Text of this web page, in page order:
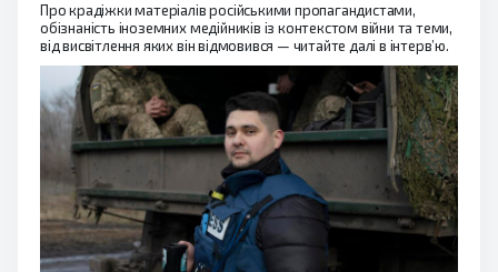
Про крадіжки матеріалів російськими пропагандистами,
обізнаність іноземних медійників із контекстом війни та теми,
від висвітлення яких він відмовився — читайте далі в інтерв’ю.